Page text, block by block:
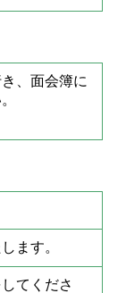
、面会簿に
ます。
てくださ